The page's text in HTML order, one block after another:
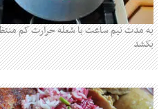
به مدت نیم ساعت با شعله حرارت کم
بکشد